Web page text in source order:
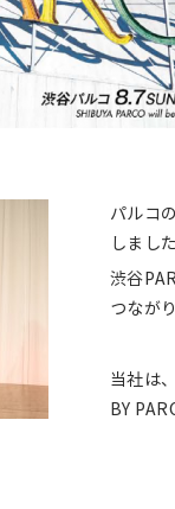
パルコ
しました
渋谷
つなが
当社は
BY